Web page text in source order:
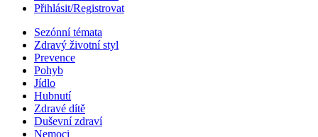
Přihlásit/Registrovat
Sezónní témata
Zdravý životní styl
Prevence
Pohyb
Jídlo
Hubnutí
Zdravé dítě
Duševní zdraví
Nemoci